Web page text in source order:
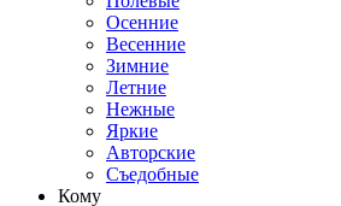
Осенние
Весенние
Зимние
Летние
Нежные
Яркие
Авторские
Съедобные
Кому